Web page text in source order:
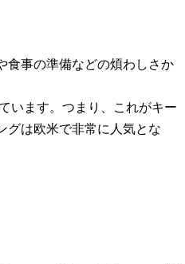
食事の準備などの煩わしさか
います。つまり、これがキー
グは欧米で非常に人気とな